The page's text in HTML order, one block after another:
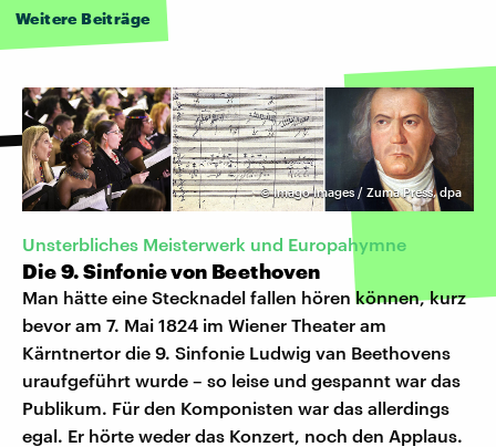
Weitere Beiträge
©Imago Images / Zuma Press, dpa
Unsterbliches Meisterwerk und Europahymne
Die 9. Sinfonie von Beethoven
Man hätte eine Stecknadel fallen hören können, kurz
bevor am 7. Mai 1824 im Wiener Theater am
Kärntnertor die 9. Sinfonie Ludwig van Beethovens
uraufgeführt wurde – so leise und gespannt war das
Publikum. Für den Komponisten war das allerdings
egal. Er hörte weder das Konzert, noch den Applaus.